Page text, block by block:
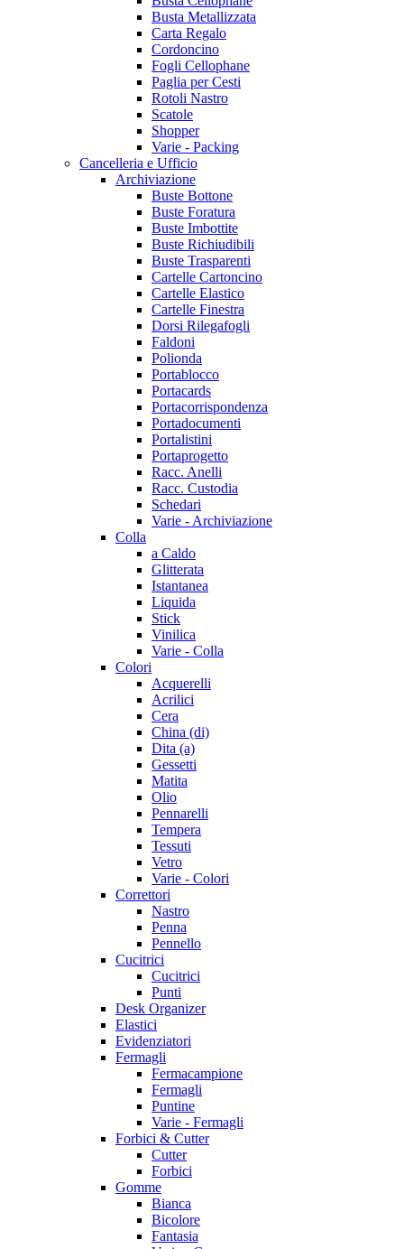
Busta Metallizzata
Carta Regalo
Cordoncino
Fogli Cellophane
Paglia per Cesti
Rotoli Nastro
Scatole
Shopper
Varie - Packing
Cancelleria e Ufficio
Archiviazione
Buste Bottone
Buste Foratura
Buste Imbottite
Buste Richiudibili
Buste Trasparenti
Cartelle Cartoncino
Cartelle Elastico
Cartelle Finestra
Dorsi Rilegafogli
Faldoni
Polionda
Portablocco
Portacards
Portacorrispondenza
Portadocumenti
Portalistini
Portaprogetto
Racc. Anelli
Racc. Custodia
Schedari
Varie - Archiviazione
Colla
a Caldo
Glitterata
Istantanea
Liquida
Stick
Vinilica
Varie - Colla
Colori
Acquerelli
Acrilici
Cera
China (di)
Dita (a)
Gessetti
Matita
Olio
Pennarelli
Tempera
Tessuti
Vetro
Varie - Colori
Correttori
Nastro
Penna
Pennello
Cucitrici
Cucitrici
Punti
Desk Organizer
Elastici
Evidenziatori
Fermagli
Fermacampione
Fermagli
Puntine
Varie - Fermagli
Forbici & Cutter
Cutter
Forbici
Gomme
Bianca
Bicolore
Fantasia